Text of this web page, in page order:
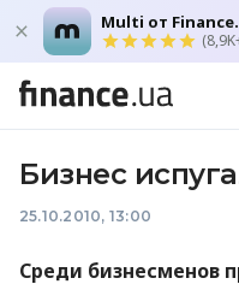
Multi от
Бизнес
25.10.2010, 13:00
Среди бизнесменов